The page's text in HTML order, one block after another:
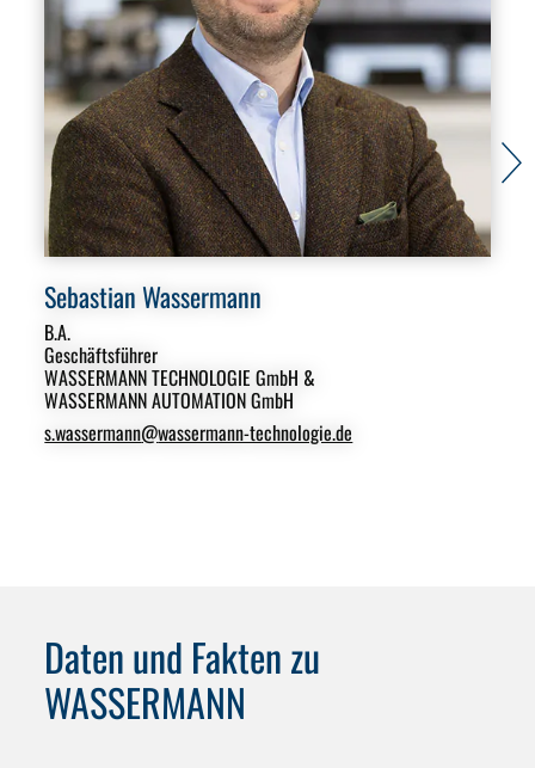
Sebastian Wassermann
B.A.
Geschäftsführer
WASSERMANN TECHNOLOGIE GmbH &
WASSERMANN AUTOMATION GmbH
s.wassermann@wassermann-technologie.de
Daten und Fakten zu
WASSERMANN